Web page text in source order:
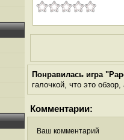
Понравилась игра
галочкой, что это
Комментарии:
Ваш комментарий